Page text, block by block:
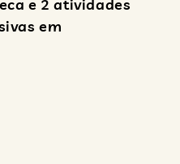
e 2 atividades
em